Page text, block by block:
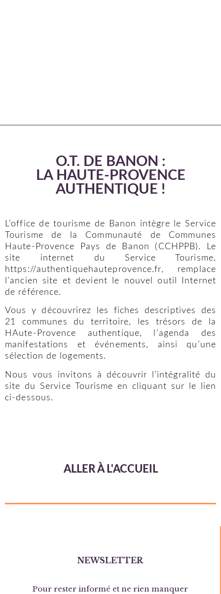
O.T. DE BANON :
LA HAUTE-PROVENCE
AUTHENTIQUE !
L’office de tourisme de Banon intègre le Service
Tourisme de la Communauté de Communes
Haute-Provence Pays de Banon (CCHPPB). Le
site internet du Service Tourisme,
https://authentiquehauteprovence.fr, remplace
l’ancien site et devient le nouvel outil Internet
de référence.
Vous y découvrirez les fiches descriptives des
21 communes du territoire, les trésors de la
HAute-Provence authentique, l’agenda des
manifestations et événements, ainsi qu’une
sélection de logements.
Nous vous invitons à découvrir l’intégralité du
site du Service Tourisme en cliquant sur le lien
ci-dessous.
ALLER À L'ACCUEIL
NEWSLETTER
Pour rester informé et ne rien manquer